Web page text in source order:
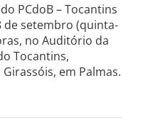
PCdoB – Tocantins
de setembro (quinta-
no Auditório da
Tocantins,
em Palmas.